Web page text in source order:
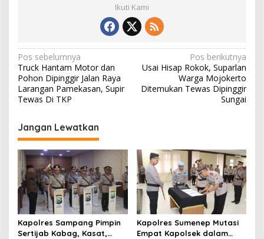
Ikuti Kami
N
a
v
i
g
a
s
i
p
o
s
Pos sebelumnya
Truck Hantam Motor dan
Pohon Dipinggir Jalan Raya
Larangan Pamekasan, Supir
Tewas Di TKP
Pos berikutnya
Usai Hisap Rokok, Suparlan
Warga Mojokerto
Ditemukan Tewas Dipinggir
Sungai
Jangan Lewatkan
Kapolres Sampang Pimpin
Sertijab Kabag, Kasat,
Kapolres Sumenep Mutasi
Empat Kapolsek dalam